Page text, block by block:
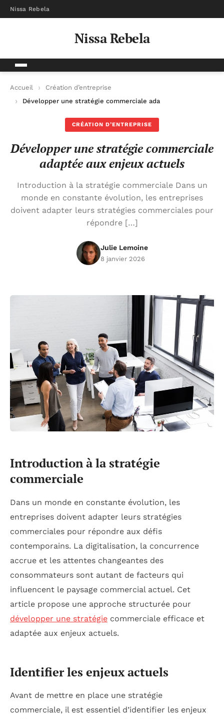
Nissa Rebela
Nissa Rebela
Accueil
Création d’entreprise
Développer une stratégie commerciale adaptée aux enjeux
CRÉATION D’ENTREPRISE
Développer une stratégie commerciale
adaptée aux enjeux actuels
Introduction à la stratégie commerciale Dans un
monde en constante évolution, les entreprises
doivent adapter leurs stratégies commerciales pour
répondre […]
Julie Lemoine
8 janvier 2026
Introduction à la stratégie
commerciale
Dans un monde en constante évolution, les
entreprises doivent adapter leurs stratégies
commerciales pour répondre aux défis
contemporains. La digitalisation, la concurrence
accrue et les attentes changeantes des
consommateurs sont autant de facteurs qui
influencent le paysage commercial actuel. Cet
article propose une approche structurée pour
développer une stratégie commerciale efficace et
adaptée aux enjeux actuels.
Identifier les enjeux actuels
Avant de mettre en place une stratégie
commerciale, il est essentiel d’identifier les enjeux